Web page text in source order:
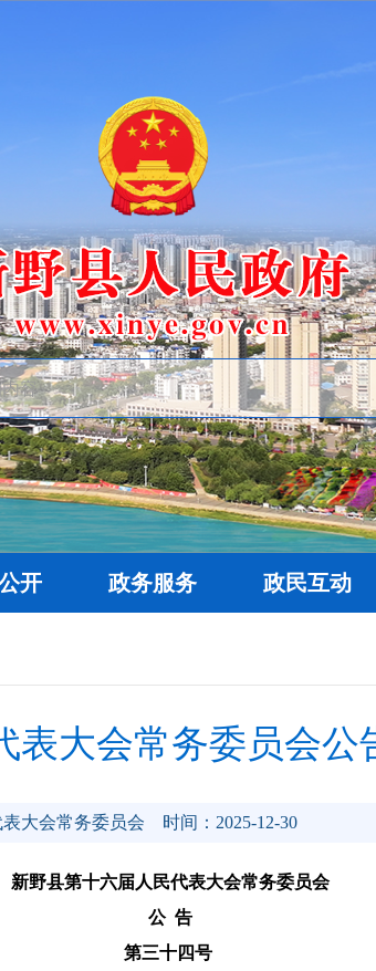
开 政务服务 政民互动
大会常务委员会公
大会常务委员会 时间：2025-12-30
新野县第十六届人民代表大会常务委员会
公 告
第三十四号